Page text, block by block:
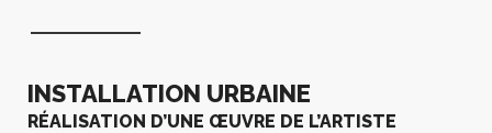
INSTALLATION URBAINE
RÉALISATION D’UNE ŒUVRE DE L’ARTISTE